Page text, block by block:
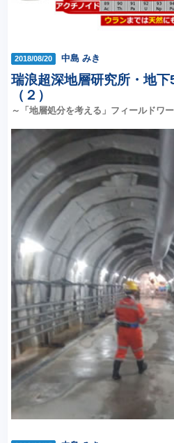
2018/08/20 中島 みき
瑞浪超深地層研究所・地
（２）
～「地層処分を考える」フィールドワ